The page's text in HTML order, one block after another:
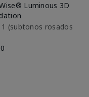
Luminous 3D
(subtonos rosados